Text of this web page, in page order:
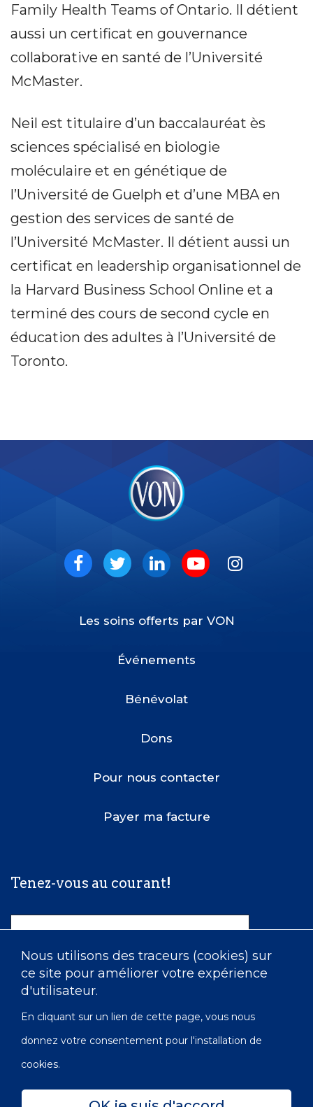
Nous utilisons des traceurs (cookies) sur
ce site pour améliorer votre expérience
d'utilisateur.
En cliquant sur un lien de cette page, vous nous
donnez votre consentement pour l'installation de
cookies.
Family Health Teams of Ontario. Il détient
aussi un certificat en gouvernance
collaborative en santé de l’Université
McMaster.
Neil est titulaire d’un baccalauréat ès
sciences spécialisé en biologie
moléculaire et en génétique de
l’Université de Guelph et d’une MBA en
gestion des services de santé de
l’Université McMaster. Il détient aussi un
certificat en leadership organisationnel de
la Harvard Business School Online et a
terminé des cours de second cycle en
éducation des adultes à l’Université de
Toronto.
Social
Les soins offerts par VON
Événements
Bénévolat
Dons
Pour nous contacter
Payer ma facture
Tenez-vous au courant!
Nom
Courriel